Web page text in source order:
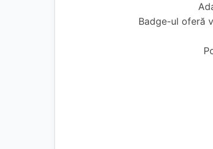
Badge-ul oferă